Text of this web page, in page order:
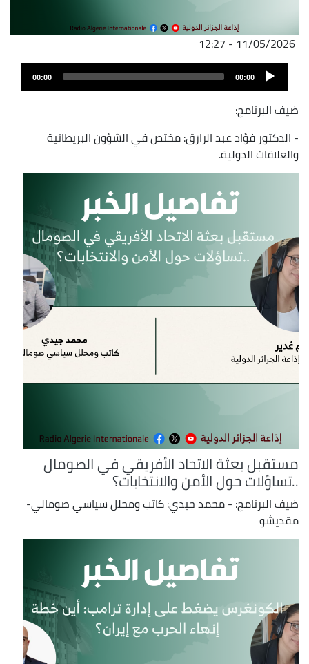
11/05/2026 - 12:27
ملف
الصوت
Audio
Player
00:00
00:00
ضيف البرنامج:
- الدكتور فؤاد عبد الرازق: مختص في الشؤون البريطانية
والعلاقات الدولية.
مستقبل بعثة الاتحاد الأفريقي في الصومال
..تساؤلات حول الأمن والانتخابات؟
ضيف البرنامج: - محمد جيدي: كاتب ومحلل سياسي صومالي-
مقديشو